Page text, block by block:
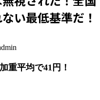
い最低基準だ！
重平均で41円！